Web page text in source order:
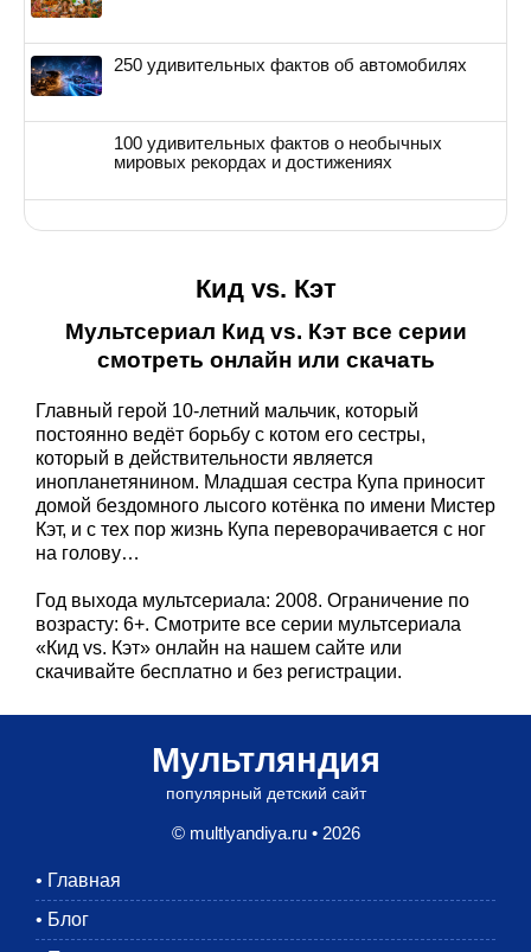
250 удивительных фактов об автомобилях
100 удивительных фактов о необычных
мировых рекордах и достижениях
Кид vs. Кэт
Мультсериал Кид vs. Кэт все серии
смотреть онлайн или скачать
Главный герой 10-летний мальчик, который
постоянно ведёт борьбу с котом его сестры,
который в действительности является
инопланетянином. Младшая сестра Купа приносит
домой бездомного лысого котёнка по имени Мистер
Кэт, и с тех пор жизнь Купа переворачивается с ног
на голову…
Год выхода мультсериала: 2008. Ограничение по
возрасту: 6+. Смотрите все серии мультсериала
«Кид vs. Кэт» онлайн на нашем сайте или
скачивайте бесплатно и без регистрации.
Мультляндия
популярный детский сайт
© multlyandiya.ru • 2026
• Главная
• Блог